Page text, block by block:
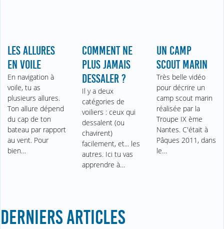
LES ALLURES
EN VOILE
En navigation à
voile, tu as
plusieurs allures.
Ton allure dépend
du cap de ton
bateau par rapport
au vent. Pour
bien…
COMMENT NE
PLUS JAMAIS
DESSALER ?
Il y a deux
catégories de
voiliers : ceux qui
dessalent (ou
chavirent)
facilement, et... les
autres. Ici tu vas
apprendre à…
UN CAMP
SCOUT MARIN
Très belle vidéo
pour décrire un
camp scout marin
réalisée par la
Troupe IX ème
Nantes. C'était à
Pâques 2011, dans
le…
DERNIERS ARTICLES